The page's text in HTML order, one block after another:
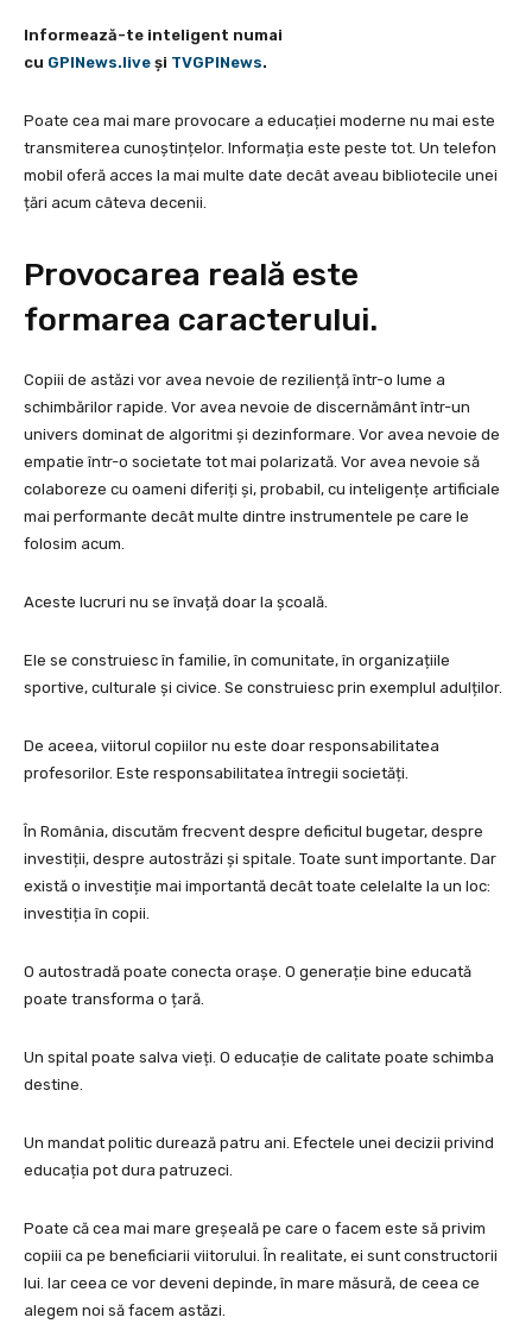
Informează-te inteligent numai
cu GPINews.live şi TVGPINews.
Poate cea mai mare provocare a educației moderne nu mai este
transmiterea cunoștințelor. Informația este peste tot. Un telefon
mobil oferă acces la mai multe date decât aveau bibliotecile unei
țări acum câteva decenii.
Provocarea reală este
formarea caracterului.
Copiii de astăzi vor avea nevoie de reziliență într-o lume a
schimbărilor rapide. Vor avea nevoie de discernământ într-un
univers dominat de algoritmi și dezinformare. Vor avea nevoie de
empatie într-o societate tot mai polarizată. Vor avea nevoie să
colaboreze cu oameni diferiți și, probabil, cu inteligențe artificiale
mai performante decât multe dintre instrumentele pe care le
folosim acum.
Aceste lucruri nu se învață doar la școală.
Ele se construiesc în familie, în comunitate, în organizațiile
sportive, culturale și civice. Se construiesc prin exemplul adulților.
De aceea, viitorul copiilor nu este doar responsabilitatea
profesorilor. Este responsabilitatea întregii societăți.
În România, discutăm frecvent despre deficitul bugetar, despre
investiții, despre autostrăzi și spitale. Toate sunt importante. Dar
există o investiție mai importantă decât toate celelalte la un loc:
investiția în copii.
O autostradă poate conecta orașe. O generație bine educată
poate transforma o țară.
Un spital poate salva vieți. O educație de calitate poate schimba
destine.
Un mandat politic durează patru ani. Efectele unei decizii privind
educația pot dura patruzeci.
Poate că cea mai mare greșeală pe care o facem este să privim
copiii ca pe beneficiarii viitorului. În realitate, ei sunt constructorii
lui. Iar ceea ce vor deveni depinde, în mare măsură, de ceea ce
alegem noi să facem astăzi.